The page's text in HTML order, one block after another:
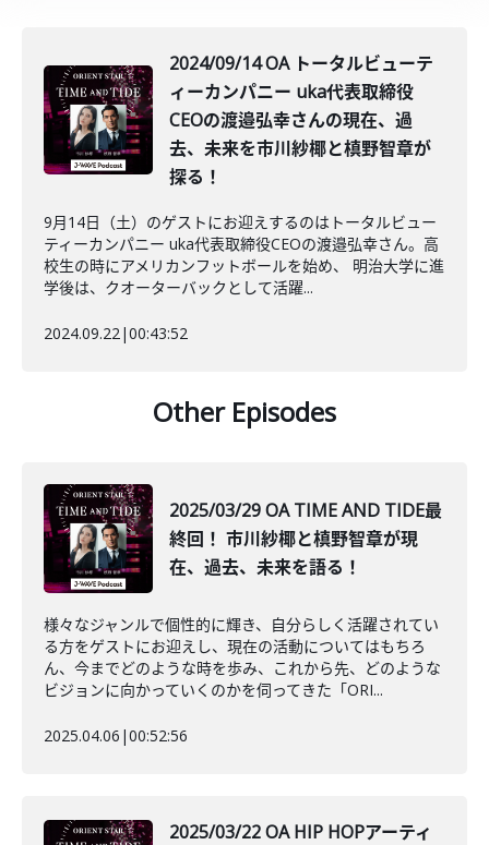
2024/09/14 OA トータルビューテ
ィーカンパニー uka代表取締役
CEOの渡邉弘幸さんの現在、過
去、未来を市川紗椰と槙野智章が
探る！
9月14日（土）のゲストにお迎えするのはトータルビュー
ティーカンパニー uka代表取締役CEOの渡邉弘幸さん。高
校生の時にアメリカンフットボールを始め、 明治大学に進
学後は、クオーターバックとして活躍...
2024.09.22|00:43:52
Other Episodes
2025/03/29 OA TIME AND TIDE最
終回！ 市川紗椰と槙野智章が現
在、過去、未来を語る！
様々なジャンルで個性的に輝き、自分らしく活躍されてい
る方をゲストにお迎えし、現在の活動についてはもちろ
ん、今までどのような時を歩み、これから先、どのような
ビジョンに向かっていくのかを伺ってきた「ORI...
2025.04.06 |00:52:56
2025/03/22 OA HIP HOPアーティ